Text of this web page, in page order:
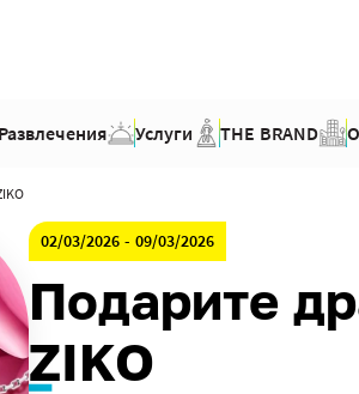
Развлечения Услуги THE BRAND
02/03/2026 - 09/03/2026
Подарите
ZIKO